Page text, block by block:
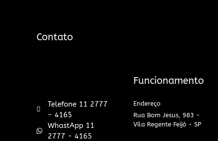
Contato
Telefone 11 2777
- 4165
WhastApp 11
2777 - 4165
Funcionamento
Endereço
Rua Bom Jesus, 983 -
Vila Regente Feijó - SP